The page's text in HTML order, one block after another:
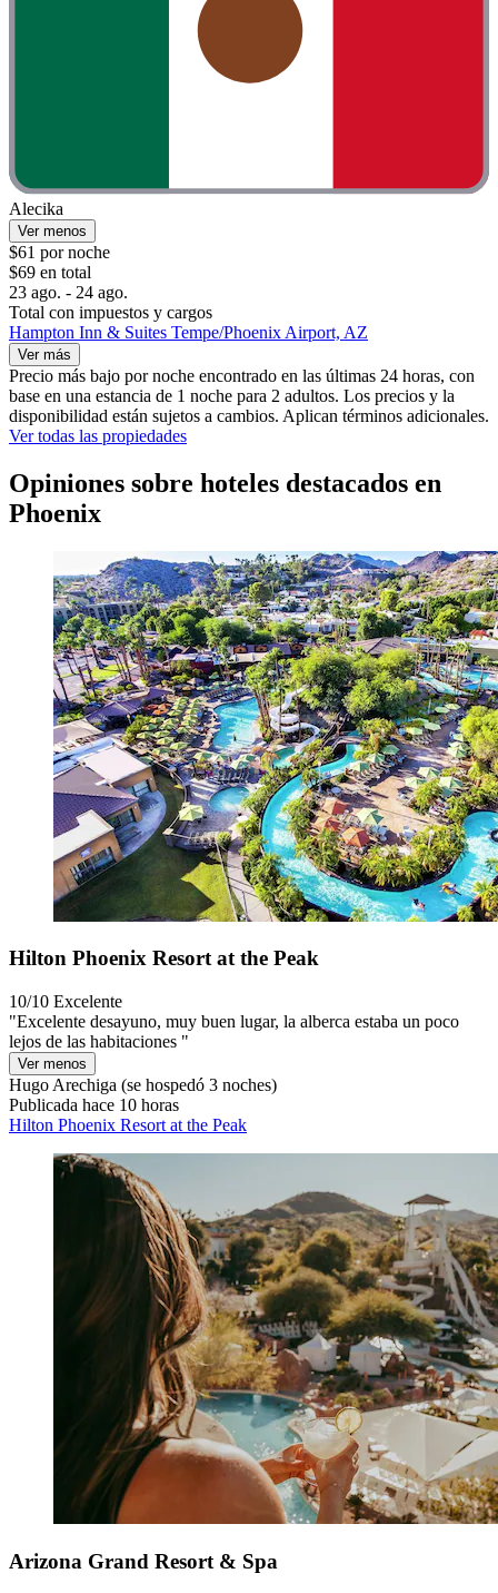
Alecika
Ver menos
$61 por noche
$69 en total
23 ago. - 24 ago.
Total con impuestos y cargos
Hampton Inn & Suites Tempe/Phoenix Airport, AZ
Ver más
Precio más bajo por noche encontrado en las últimas 24 horas, con
base en una estancia de 1 noche para 2 adultos. Los precios y la
disponibilidad están sujetos a cambios. Aplican términos adicionales.
Ver todas las propiedades
Opiniones sobre hoteles destacados en
Phoenix
Hilton Phoenix Resort at the Peak
10/10 Excelente
"Excelente desayuno, muy buen lugar, la alberca estaba un poco
lejos de las habitaciones "
Ver menos
Hugo Arechiga (se hospedó 3 noches)
Publicada hace 10 horas
Hilton Phoenix Resort at the Peak
Arizona Grand Resort & Spa